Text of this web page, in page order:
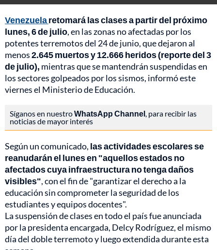
Venezuelaretomará las clases a partir del próximo
lunes, 6 de julio, en las zonas no afectadas por los
potentes terremotos del 24 de junio, que dejaron al
menos2.645 muertos y 12.666 heridos (reporte del 3
de julio), mientras que se mantendrán suspendidas en
los sectores golpeados por los sismos, informó este
viernes el Ministerio de Educación.
Síganos en nuestroWhatsApp Channel, para recibir las
noticias de mayor interés
Según un comunicado, las actividades escolares se
reanudarán el lunes en "aquellos estados no
afectados cuya infraestructura no tenga daños
visibles", con el fin de "garantizar el derecho a la
educación sin comprometer la seguridad de los
estudiantes y equipos docentes".
La suspensión de clases en todo el país fue anunciada
por la presidenta encargada, Delcy Rodríguez, el mismo
día del doble terremoto y luego extendida durante esta